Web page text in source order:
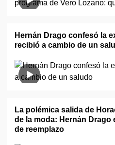
Hernán Drago confesó la
recibió a cambio de un
La polémica salida de
de la moda: Hernán
de reemplazo